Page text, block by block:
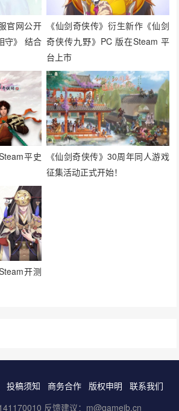
官网公开
守》 结合
《仙剑奇侠传》​​衍生新作《仙剑
奇侠传九野》PC 版在Steam 平
台上市
平史
《仙剑奇侠传》30周年同人游戏
征集活动正式开始！
开测
投稿须知 商务合作 版权申明
联系我们
反馈建议：m@gameib.cn